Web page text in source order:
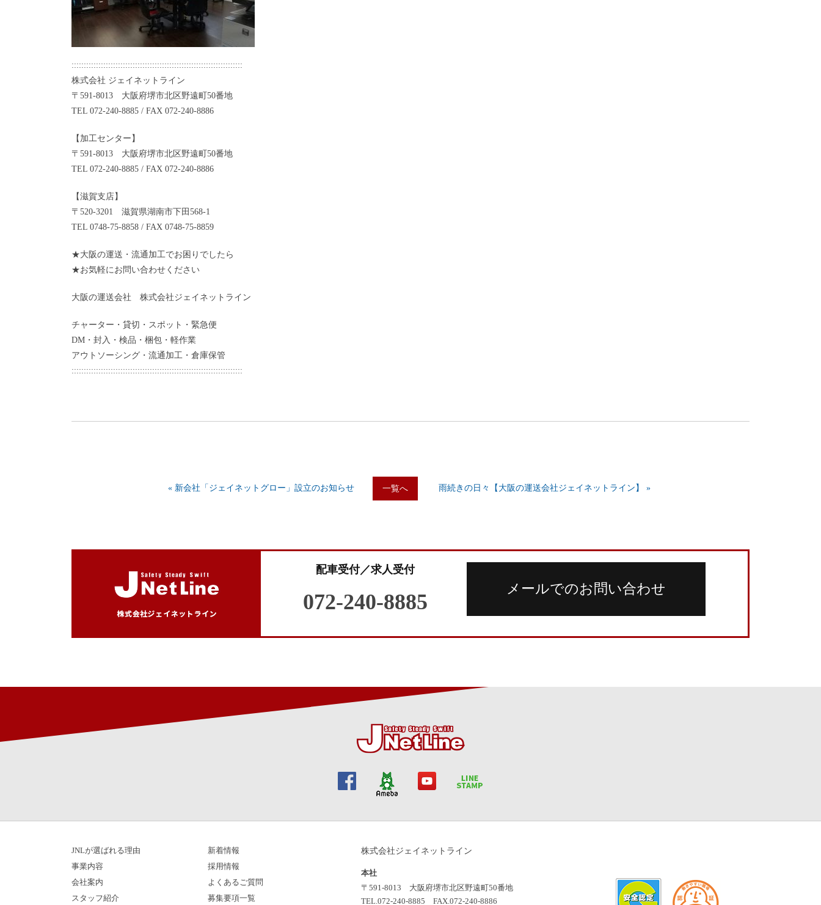
::::::::::::::::::::::::::::::::::::::::::::::::::::::::::::::::::::::
株式会社 ジェイネットライン
〒591-8013 大阪府堺市北区野遠町50番地
TEL 072-240-8885 / FAX 072-240-8886
【加工センター】
〒591-8013 大阪府堺市北区野遠町50番地
TEL 072-240-8885 / FAX 072-240-8886
【滋賀支店】
〒520-3201 滋賀県湖南市下田568-1
TEL 0748-75-8858 / FAX 0748-75-8859
★大阪の運送・流通加工でお困りでしたら
★お気軽にお問い合わせください
大阪の運送会社 株式会社ジェイネットライン
チャーター・貸切・スポット・緊急便
DM・封入・検品・梱包・軽作業
アウトソーシング・流通加工・倉庫保管
::::::::::::::::::::::::::::::::::::::::::::::::::::::::::::::::::::::
« 新会社「ジェイネットグロー」設立のお知らせ 一覧へ 雨続きの日々【大阪の運送会社ジェイネットライン】 »
配車受付／求人受付
072-240-8885
メールでのお問い合わせ
JNLが選ばれる理由
事業内容
会社案内
スタッフ紹介
新着情報
採用情報
よくあるご質問
募集要項一覧
株式会社ジェイネットライン
本社
〒591-8013 大阪府堺市北区野遠町50番地
TEL.072-240-8885 FAX.072-240-8886